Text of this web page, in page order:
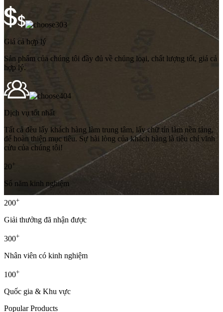
03
Giá cả hợp lý
Sản phẩm của chúng tôi đầy đủ về chủng loại, chất lượng tốt, giá cả
hợp lý.
04
Dịch vụ tốt nhất
Tất cả đều lấy khách hàng làm trung tâm, lấy chữ tín làm nền tảng,
để hoàn thiện mục tiêu. Sự hài lòng của khách hàng là tiêu chí vĩnh
cửu của chúng tôi!
20+
Số năm kinh nghiệm
200+
Giải thưởng đã nhận được
300+
Nhân viên có kinh nghiệm
100+
Quốc gia & Khu vực
Popular Products